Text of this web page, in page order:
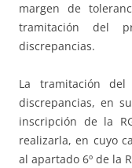
margen de
tramitación del
discrepancias.
La tramitación del
discrepancias, en
inscripción de la
realizarla, en cuyo
al apartado 6º de la